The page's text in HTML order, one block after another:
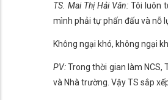
TS. Mai Thị Hải Vân: Tôi luôn
mình phải tự phấn đấu và nỗ
Không ngại khó, không ngại
PV:Trong thời gian làm NCS,
và Nhà trường. Vậy TS sắp